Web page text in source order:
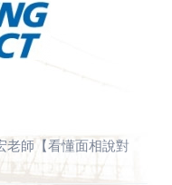
老師【看懂面相說對